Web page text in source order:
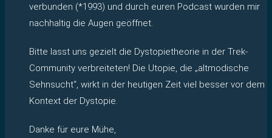
verbunden (*1993) und durch euren Podcast wurden mir
nachhaltig die Augen geöffnet.
Bitte lasst uns gezielt die Dystopietheorie in der Trek-
Community verbreiteten! Die Utopie, die „altmodische
Sehnsucht“, wirkt in der heutigen Zeit viel besser vor dem
Kontext der Dystopie.
Danke für eure Mühe,